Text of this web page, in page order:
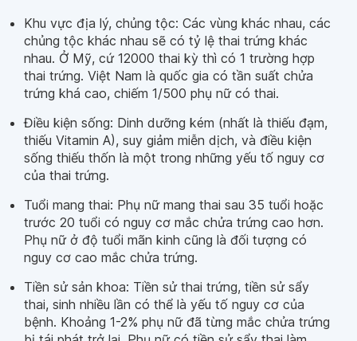
Khu vực địa lý, chủng tộc: Các vùng khác nhau, các
chủng tộc khác nhau sẽ có tỷ lệ thai trứng khác
nhau. Ở Mỹ, cứ 12000 thai kỳ thì có 1 trường hợp
thai trứng. Việt Nam là quốc gia có tần suất chửa
trứng khá cao, chiếm 1/500 phụ nữ có thai.
Điều kiện sống: Dinh dưỡng kém (nhất là thiếu đạm,
thiếu Vitamin A), suy giảm miễn dịch, và điều kiện
sống thiếu thốn là một trong những yếu tố nguy cơ
của thai trứng.
Tuổi mang thai: Phụ nữ mang thai sau 35 tuổi hoặc
trước 20 tuổi có nguy cơ mắc chửa trứng cao hơn.
Phụ nữ ở độ tuổi mãn kinh cũng là đối tượng có
nguy cơ cao mắc chửa trứng.
Tiền sử sản khoa: Tiền sử thai trứng, tiền sử sẩy
thai, sinh nhiều lần có thể là yếu tố nguy cơ của
bệnh. Khoảng 1-2% phụ nữ đã từng mắc chửa trứng